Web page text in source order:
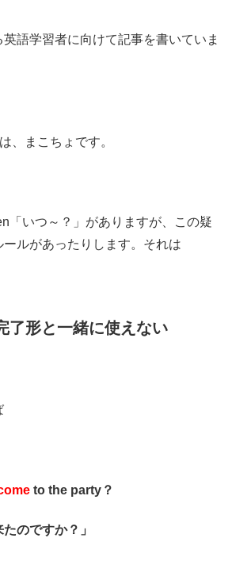
語学習者に向けて記事を書いていま
、まこちょです。
「いつ～？」がありますが、この疑
ルがあったりします。それは
了形と一緒に使えない
to the party？
のですか？」